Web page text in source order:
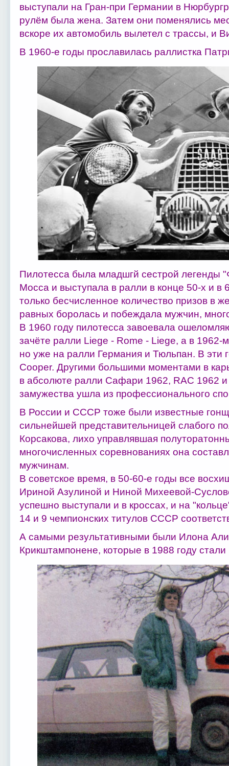
выступали на Гран-при Германии в
рулём была жена. Затем они поменялись
вскоре их автомобиль вылетел с трассы, и
В 1960-е годы прославилась раллистка
Пилотесса была младшгй сестрой легенды
Мосса и выступала в ралли в конце 50-х и в
только бесчисленное количество призов в
равных боролась и побеждала мужчин,
В 1960 году пилотесса завоевала
зачёте ралли Liege - Rome - Liege, а в 1962-
но уже на ралли Германия и Тюльпан. В эти
Cooper. Другими большими моментами в
в абсолюте ралли Сафари 1962, RAC 1962
замужества ушла из профессионального
В России и СССР тоже были известные
сильнейшей представительницей слабого
Корсакова, лихо управлявшая
многочисленных соревнованиях она
мужчинам.
В советское время, в 50-60-е годы все
Ириной Азулиной и Ниной Михеевой-
успешно выступали и в кроссах, и на
14 и 9 чемпионских титулов СССР
А самыми результативными были Илона
Крикштампонене, которые в 1988 году